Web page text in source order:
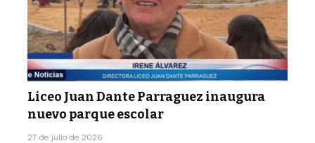
Liceo Juan Dante Parraguez inaugura
nuevo parque escolar
27 de julio de 2026